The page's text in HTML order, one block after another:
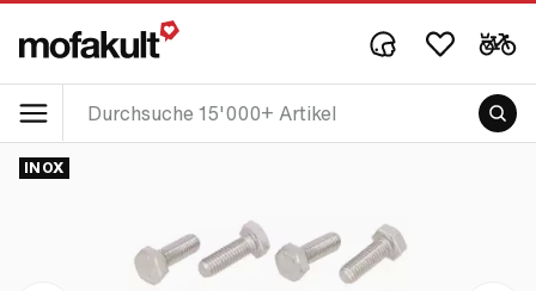
INOX